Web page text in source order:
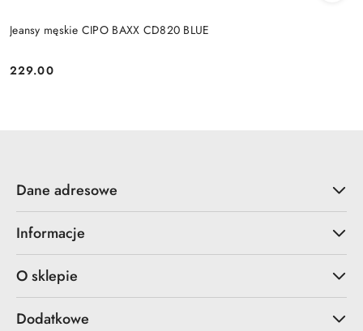
Jeansy męskie CIPO BAXX CD820 BLUE
Cena:
229.00
Dane adresowe
Informacje
O sklepie
Dodatkowe